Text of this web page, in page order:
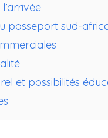
passeport sud-
et possibilités